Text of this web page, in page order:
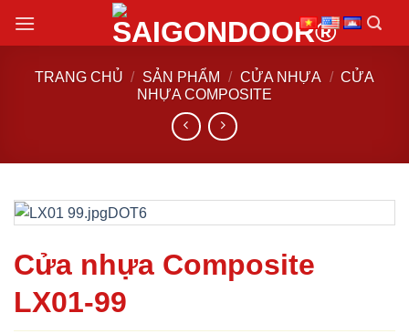
đến
TRANG CHỦ / SẢN PHẨM / CỬA NHỰA / CỬA
NHỰA COMPOSITE
Cửa nhựa Composite
LX01-99